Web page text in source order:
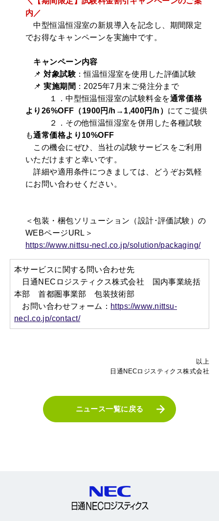
内／
中型恒温恒湿室の新規導入を記念し、期間限定
でお得なキャンペーンを実施中です。
キャンペーン内容
📌対象試験：恒温恒湿室を使用した評価試験
📌 実施期間 ：2025年7月末ご発注分まで
１．中型恒温恒湿室の試験料金を通常価格
より26%OFF（1900円/h→1,400円/h） にてご提供
２．その他恒温恒湿室を併用した各種試験
も通常価格より10%OFF
この機会にぜひ、当社の試験サービスをご利用
いただけますと幸いです。
詳細や適用条件につきましては、どうぞお気軽
にお問い合わせください。
＜包装・梱包ソリューション（設計･評価試験）の
WEBページURL＞
https://www.nittsu-necl.co.jp/solution/packaging/
本サービスに関する問い合わせ先
日通NECロジスティクス株式会社 国内事業統括
本部 首都圏事業部 包装技術部
お問い合わせフォーム： https://www.nittsu-
necl.co.jp/contact/
以上
日通NECロジスティクス株式会社
ニュース一覧に戻る